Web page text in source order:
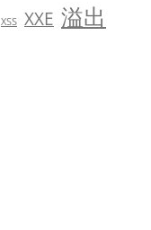
XSS XXE 溢出